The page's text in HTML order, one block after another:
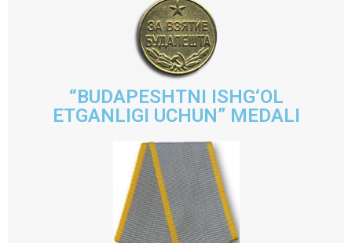
“BUDAPESHTNI ISHG‘OL
ETGANLIGI UCHUN” MEDALI